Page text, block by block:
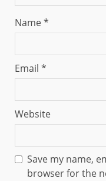
Name*
Email *
Website
Save my name,
browser for the